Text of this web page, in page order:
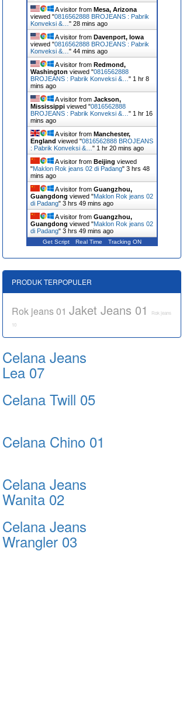
A visitor from Mesa, Arizona
viewed "0816562888 BROJEANS : Pabrik
Konveksi &… " 28 mins ago
A visitor from Davenport, Iowa
viewed "0816562888 BROJEANS : Pabrik
Konveksi &… " 44 mins ago
A visitor from Redmond,
Washington viewed "0816562888
BROJEANS : Pabrik Konveksi &… " 1 hr 8
mins ago
A visitor from Jackson,
Mississippiviewed "0816562888
BROJEANS : Pabrik Konveksi &… " 1 hr 16
mins ago
A visitor from Manchester,
England viewed "0816562888 BROJEANS
: Pabrik Konveksi &… " 1 hr 20 mins ago
A visitor from Beijing viewed
"Maklon Rok jeans 02 di Padang" 3 hrs 48
mins ago
A visitor from Guangzhou,
Guangdong viewed "Maklon Rok jeans 02
di Padang" 3 hrs 49 mins ago
A visitor from Guangzhou,
Guangdong viewed "Maklon Rok jeans 02
di Padang" 3 hrs 49 mins ago
Get Script Real Time Tracking ON
PRODUK TERPOPULER
Rok jeans 01 Jaket Jeans 01
Rok jeans
10
Celana Jeans
Lea 07
Celana Twill 05
Celana Chino 01
Celana Jeans
Wanita 02
Celana Jeans
Wrangler 03